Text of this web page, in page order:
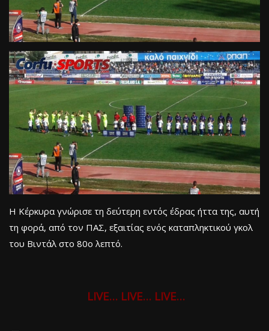
Η Κέρκυρα γνώρισε τη δεύτερη εντός έδρας ήττα της, αυτή
τη φορά, από τον ΠΑΣ, εξαιτίας ενός καταπληκτικού γκολ
του Βιντάλ στο 80ο λεπτό.
LIVE… LIVE… LIVE…